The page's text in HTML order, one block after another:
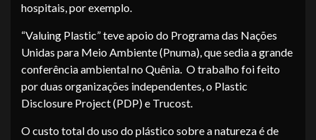
hospitais, por exemplo.
“Valuing Plastic” teve apoio do Programa das Nações
Unidas para Meio Ambiente (Pnuma), que sedia a grande
conferência ambiental no Quênia. O trabalho foi feito
por duas organizações independentes, o Plastic
Disclosure Project (PDP) e Trucost.
O custo total do uso do plástico sobre a natureza é de